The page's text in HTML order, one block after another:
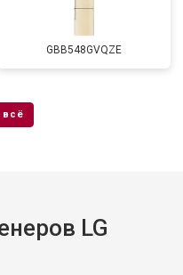
GBB548GVQZE
LG